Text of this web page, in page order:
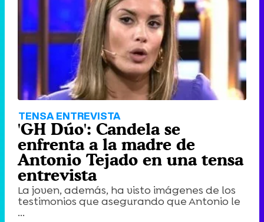
TENSA ENTREVISTA
'GH Dúo': Candela se
enfrenta a la madre de
Antonio Tejado en una tensa
entrevista
La joven, además, ha visto imágenes de los
testimonios que asegurando que Antonio le
...